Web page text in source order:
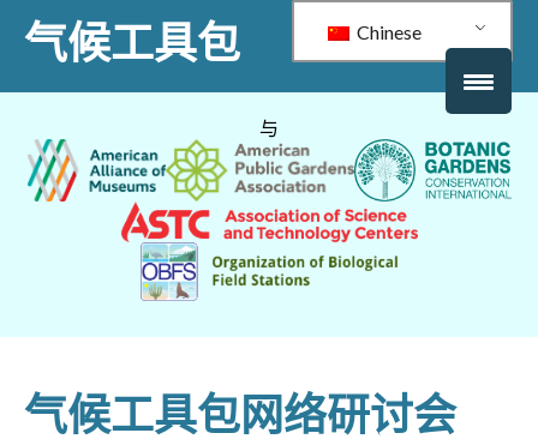
气候工具包 Chinese
与
气候工具包网络研讨会